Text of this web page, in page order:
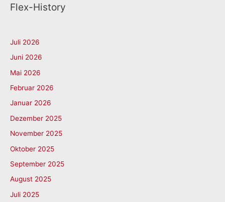
Flex-History
Juli 2026
Juni 2026
Mai 2026
Februar 2026
Januar 2026
Dezember 2025
November 2025
Oktober 2025
September 2025
August 2025
Juli 2025